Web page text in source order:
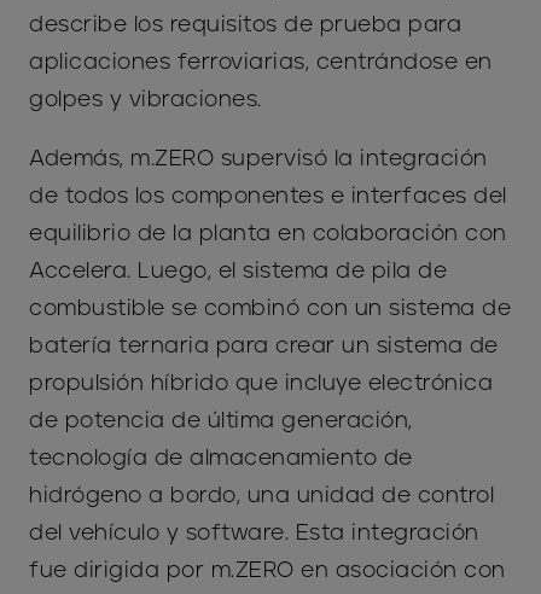
describe los requisitos de prueba para
aplicaciones ferroviarias, centrándose en
golpes y vibraciones.
Además, m.ZERO supervisó la integración
de todos los componentes e interfaces del
equilibrio de la planta en colaboración con
Accelera. Luego, el sistema de pila de
combustible se combinó con un sistema de
batería ternaria para crear un sistema de
propulsión híbrido que incluye electrónica
de potencia de última generación,
tecnología de almacenamiento de
hidrógeno a bordo, una unidad de control
del vehículo y software. Esta integración
fue dirigida por m.ZERO en asociación con